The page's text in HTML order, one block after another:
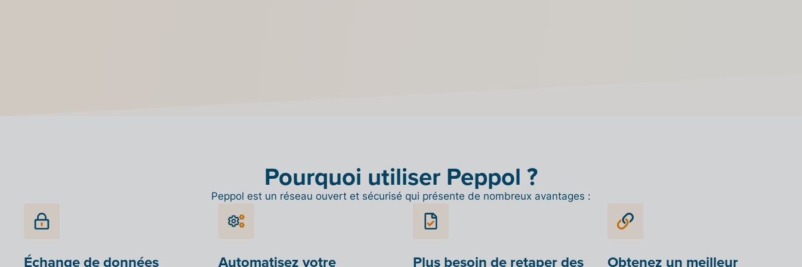
Pourquoi utiliser Peppol ?
Peppol est un réseau ouvert et sécurisé qui présente de nombreux avantages :
Échange de données Automatisez votre Plus besoin de retaper des Obtenez un meilleur